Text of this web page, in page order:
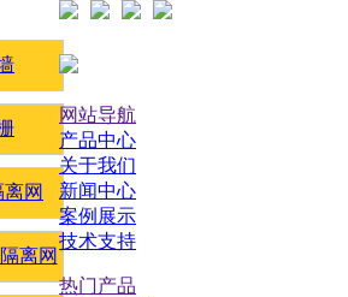
网
离网
网站导航
产品中心
关于我们
新闻中心
案例展示
技术支持
热门产品